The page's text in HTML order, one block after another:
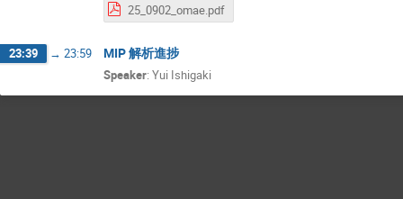
25_0902_omae.pdf
23:39 → 23:59 MIP 解析進捗
Speaker: Yui Ishigaki